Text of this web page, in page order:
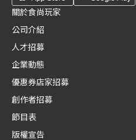
關於食尚玩家
公司介紹
人才招募
企業動態
優惠券店家招募
創作者招募
節目表
版權宣告